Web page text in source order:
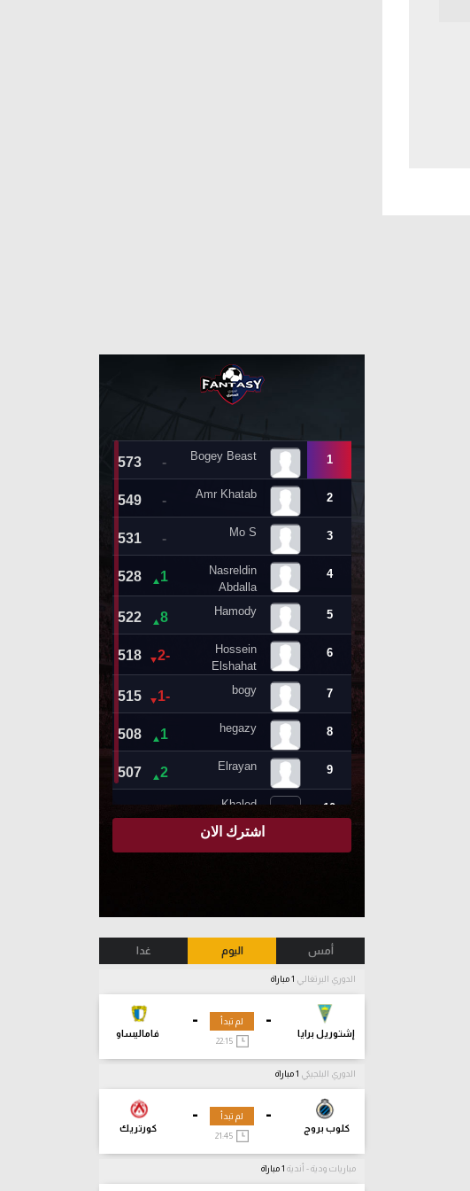
أمس اليوم غدا
الدوري البرتغالي
-
إشتوريل برايا
-
فاماليساو
لم تبدأ
22:15
الدوري البلجيكي
-
كلوب بروج
-
كورتريك
لم تبدأ
مباريات ودية - أندية